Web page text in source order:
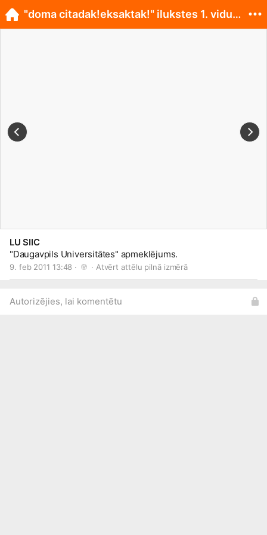
LU SIIC
"Daugavpils Universitātes" apmeklējums.
9. feb 2011 13:48 · · Atvērt attēlu pilnā izmērā
Autorizējies, lai komentētu
"doma citadak!eksaktak!" ilukstes 1. vidusskola